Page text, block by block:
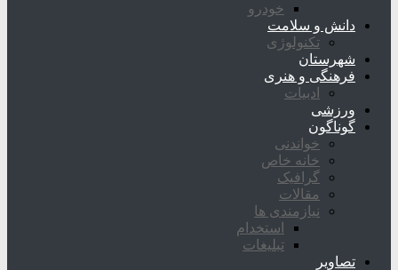
خودرو
دانش و سلامت
تکنولوژی
شهرستان
فرهنگی و هنری
ادبیات
ورزشی
گوناگون
خواندنی
خانه خاص
گرافیک
مقالات
نیازمندی ها
استخدام
تبلیغات
تصاویر